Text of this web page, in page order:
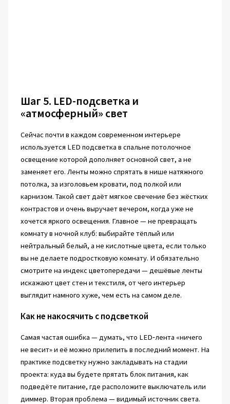
Шаг 5. LED-подсветка и
«атмосферный» свет
Сейчас почти в каждом современном интерьере
используется LED подсветка в спальне потолочное
освещение которой дополняет основной свет, а не
заменяет его. Ленты можно спрятать в нише натяжного
потолка, за изголовьем кровати, под полкой или
карнизом. Такой свет даёт мягкое свечение без жёстких
контрастов и очень выручает вечером, когда уже не
хочется яркого освещения. Главное — не превращать
комнату в ночной клуб: выбирайте тёплый или
нейтральный белый, а не кислотные цвета, если только
вы не делаете подростковую комнату. И обязательно
смотрите на индекс цветопередачи — дешёвые ленты
искажают цвет стен и текстиля, от чего интерьер
выглядит намного хуже, чем есть на самом деле.
Как не накосячить с подсветкой
Самая частая ошибка — думать, что LED‑лента «ничего
не весит» и её можно прилепить в последний момент. На
практике подсветку нужно закладывать на стадии
проекта: куда вы будете прятать блок питания, как
подведёте питание, где расположите выключатель или
диммер. Вторая проблема — видимый источник света.